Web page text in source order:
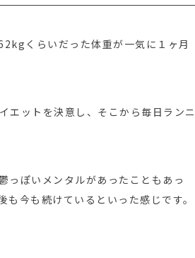
くらいだった体重が一気に１ヶ月
エットを決意し、そこから毎日ランニ
っぽいメンタルがあったこともあっ
今も続けているといった感じです。